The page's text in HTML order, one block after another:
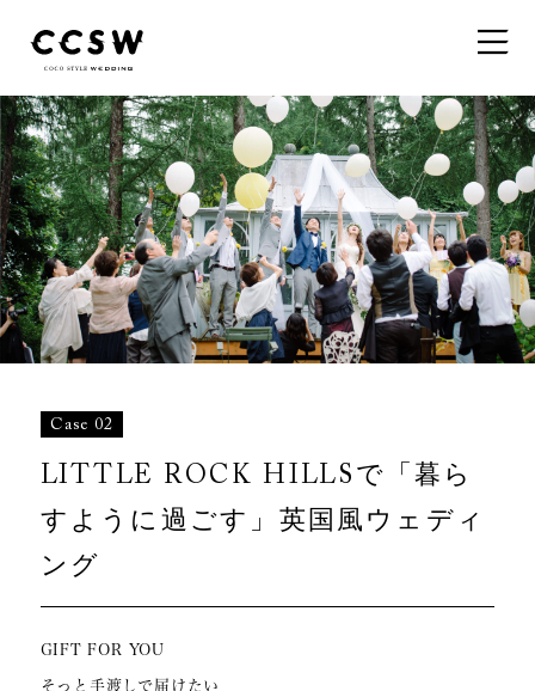
Case 02
LITTLE ROCK HILLSで「暮ら
すように過ごす」英国風ウェディ
ング
GIFT FOR YOU
そっと手渡しで届けたい